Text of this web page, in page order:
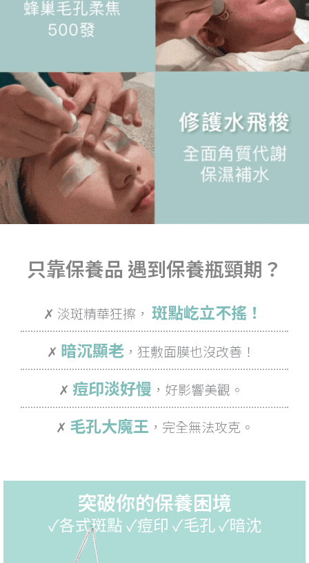
只靠保養品 遇到保養瓶頸期？
✗ 淡斑精華狂擦， 斑點屹立不搖！
✗ 暗沉顯老 ，狂敷面膜也沒改善！
✗ 痘印淡好慢 ，好影響美觀。
✗ 毛孔大魔王 ，完全無法攻克。
突破你的保養困境
✓各式斑點 ✓痘印 ✓毛孔 ✓暗沈